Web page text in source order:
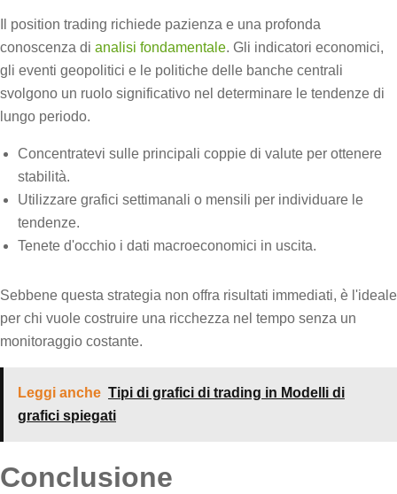
Il position trading richiede pazienza e una profonda
conoscenza di analisi fondamentale. Gli indicatori economici,
gli eventi geopolitici e le politiche delle banche centrali
svolgono un ruolo significativo nel determinare le tendenze di
lungo periodo.
Concentratevi sulle principali coppie di valute per ottenere
stabilità.
Utilizzare grafici settimanali o mensili per individuare le
tendenze.
Tenete d'occhio i dati macroeconomici in uscita.
Sebbene questa strategia non offra risultati immediati, è l'ideale
per chi vuole costruire una ricchezza nel tempo senza un
monitoraggio costante.
Leggi anche Tipi di grafici di trading in Modelli di
grafici spiegati
Conclusione